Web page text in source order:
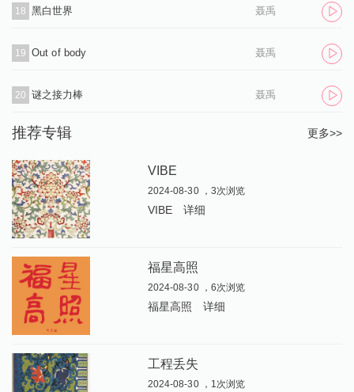
18 黑白世界 聂禹
19 Out of body 聂禹
20 谜之接力棒 聂禹
推荐专辑 更多>>
VIBE
2024-08-30 ，3次浏览
VIBE 详细
福星高照
2024-08-30 ，6次浏览
福星高照 详细
工程丢失
2024-08-30 ，1次浏览